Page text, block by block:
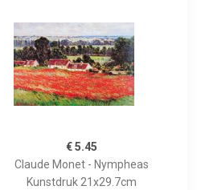
€ 5.45
Claude Monet - Nympheas
Kunstdruk 21x29.7cm